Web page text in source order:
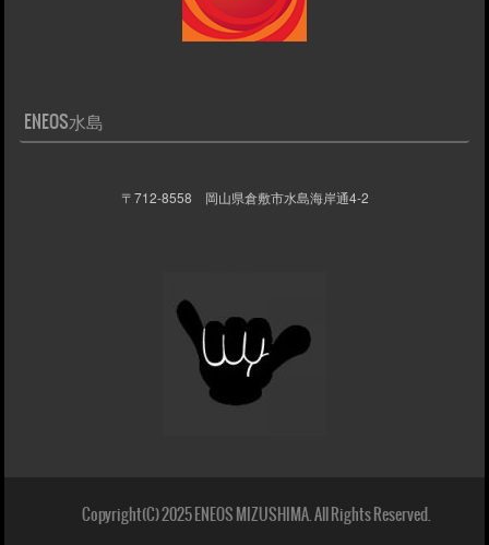
ENEOS水島
〒712-8558 岡山県倉敷市水島海岸通4-2
Copyright(C) 2025 ENEOS MIZUSHIMA. All Rights Reserved.